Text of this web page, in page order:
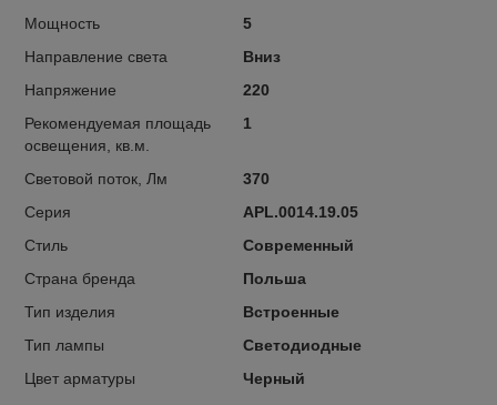
Мощность
5
Направление света
Вниз
Напряжение
220
Рекомендуемая площадь
освещения, кв.м.
1
Световой поток, Лм
370
Серия
APL.0014.19.05
Стиль
Современный
Страна бренда
Польша
Тип изделия
Встроенные
Тип лампы
Светодиодные
Цвет арматуры
Черный